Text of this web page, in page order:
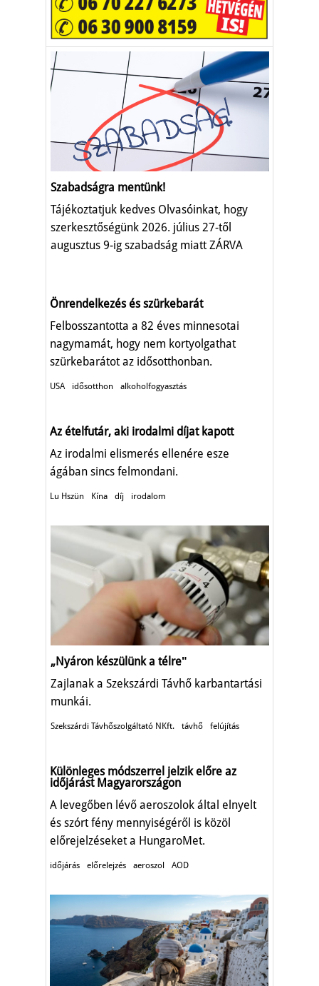
Szabadságra mentünk!
Tájékoztatjuk kedves Olvasóinkat, hogy
szerkesztőségünk 2026. július 27-től
augusztus 9-ig szabadság miatt ZÁRVA
Önrendelkezés és szürkebarát
Felbosszantotta a 82 éves minnesotai
nagymamát, hogy nem kortyolgathat
szürkebarátot az idősotthonban.
USA idősotthon alkoholfogyasztás
Az ételfutár, aki irodalmi díjat kapott
Az irodalmi elismerés ellenére esze
ágában sincs felmondani.
Lu Hszün Kína díj irodalom
„Nyáron készülünk a télreʺ
Zajlanak a Szekszárdi Távhő karbantartási
munkái.
Szekszárdi Távhőszolgáltató NKft. távhő felújítás
Különleges módszerrel jelzik előre az
időjárást Magyarországon
A levegőben lévő aeroszolok által elnyelt
és szórt fény mennyiségéről is közöl
előrejelzéseket a HungaroMet.
időjárás előrelejzés aeroszol AOD